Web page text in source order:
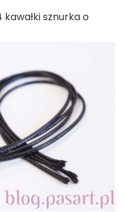
sznurka o